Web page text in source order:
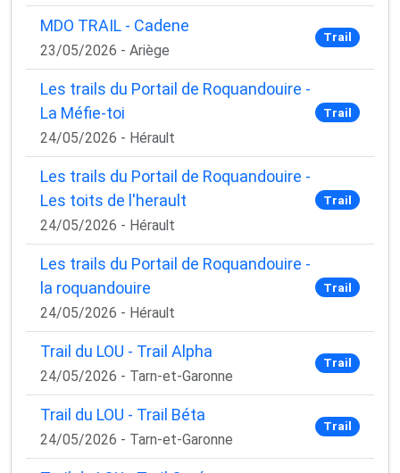
MDO TRAIL - Cadene
23/05/2026 - Ariège
Trail
Les trails du Portail de Roquandouire -
La Méfie-toi
24/05/2026 - Hérault
Trail
Les trails du Portail de Roquandouire -
Les toits de l'herault
24/05/2026 - Hérault
Trail
Les trails du Portail de Roquandouire -
la roquandouire
24/05/2026 - Hérault
Trail
Trail du LOU - Trail Alpha
24/05/2026 - Tarn-et-Garonne
Trail
Trail du LOU - Trail Béta
24/05/2026 - Tarn-et-Garonne
Trail